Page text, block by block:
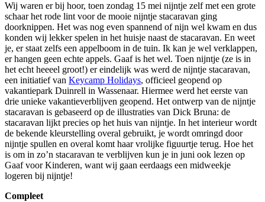
Wij waren er bij hoor, toen zondag 15 mei nijntje zelf met een grote
schaar het rode lint voor de mooie nijntje stacaravan ging
doorknippen. Het was nog even spannend of nijn wel kwam en dus
konden wij lekker spelen in het huisje naast de stacaravan. En weet
je, er staat zelfs een appelboom in de tuin. Ik kan je wel verklappen,
er hangen geen echte appels. Gaaf is het wel. Toen nijntje (ze is in
het echt heeeel groot!) er eindelijk was werd de nijntje stacaravan,
een initiatief van Keycamp Holidays, officieel geopend op
vakantiepark Duinrell in Wassenaar. Hiermee werd het eerste van
drie unieke vakantieverblijven geopend. Het ontwerp van de nijntje
stacaravan is gebaseerd op de illustraties van Dick Bruna: de
stacaravan lijkt precies op het huis van nijntje. In het interieur wordt
de bekende kleurstelling overal gebruikt, je wordt omringd door
nijntje spullen en overal komt haar vrolijke figuurtje terug. Hoe het
is om in zo’n stacaravan te verblijven kun je in juni ook lezen op
Gaaf voor Kinderen, want wij gaan eerdaags een midweekje
logeren bij nijntje!
Compleet